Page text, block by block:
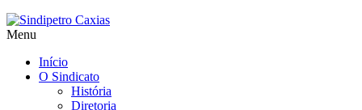
Menu
Início
O Sindicato
História
Diretoria